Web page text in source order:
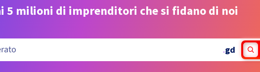
5 milioni di imprenditori che si fidano di noi
.gd